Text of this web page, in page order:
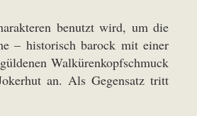
benutzt wird, um die
– historisch barock mit einer
Walkürenkopfschmuck
an. Als Gegensatz tritt